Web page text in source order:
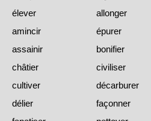
élever
allonger
amincir
épurer
assainir
bonifier
châtier
civiliser
cultiver
décarburer
délier
façonner